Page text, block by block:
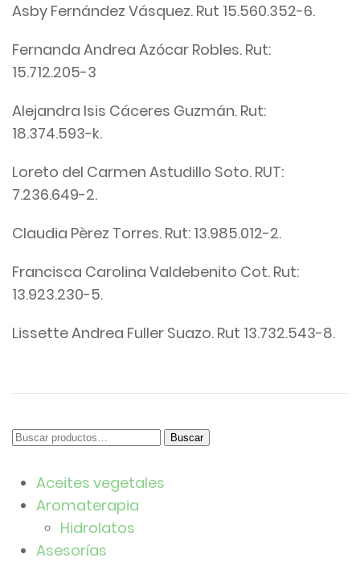
Asby Fernández Vásquez. Rut 15.560.352-6.
Fernanda Andrea Azócar Robles. Rut:
15.712.205-3
Alejandra Isis Cáceres Guzmán. Rut:
18.374.593-k.
Loreto del Carmen Astudillo Soto. RUT:
7.236.649-2.
Claudia Pèrez Torres. Rut: 13.985.012-2.
Francisca Carolina Valdebenito Cot. Rut:
13.923.230-5.
Lissette Andrea Fuller Suazo. Rut 13.732.543-8.
Buscar
Buscar
Aceites vegetales
Aromaterapia
Hidrolatos
Asesorías